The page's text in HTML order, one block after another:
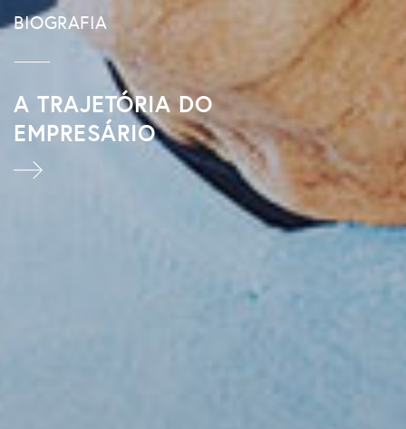
LIVRO
MAIS DE 90 MIL
CÓPIAS VENDIDAS